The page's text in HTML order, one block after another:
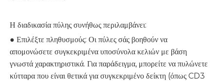
Η διαδικασία πύλης συνήθως περιλαμβάνει:
● Επιλέξτε πληθυσμούς: Οι πύλες σάς βοηθούν να
απομονώσετε συγκεκριμένα υποσύνολα κελιών με βάση
γνωστά χαρακτηριστικά. Για παράδειγμα, μπορείτε να πυλώνετε
κύτταρα που είναι θετικά για συγκεκριμένο δείκτη (όπως CD3